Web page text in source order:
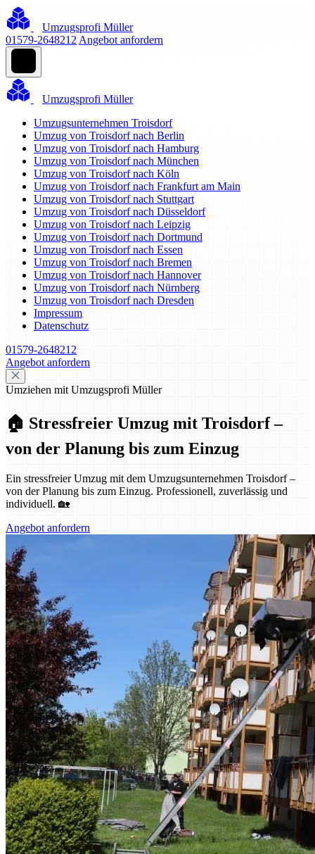
Umzugsprofi Müller
01579-2648212 Angebot anfordern
Umzugsprofi Müller
Umzugsunternehmen Troisdorf
Umzug von Troisdorf nach Berlin
Umzug von Troisdorf nach Hamburg
Umzug von Troisdorf nach München
Umzug von Troisdorf nach Köln
Umzug von Troisdorf nach Frankfurt am Main
Umzug von Troisdorf nach Stuttgart
Umzug von Troisdorf nach Düsseldorf
Umzug von Troisdorf nach Leipzig
Umzug von Troisdorf nach Dortmund
Umzug von Troisdorf nach Essen
Umzug von Troisdorf nach Bremen
Umzug von Troisdorf nach Hannover
Umzug von Troisdorf nach Nürnberg
Umzug von Troisdorf nach Dresden
Impressum
Datenschutz
01579-2648212
Angebot anfordern
Umziehen mit Umzugsprofi Müller
🏠 Stressfreier Umzug mit Troisdorf –
von der Planung bis zum Einzug
Ein stressfreier Umzug mit dem Umzugsunternehmen Troisdorf –
von der Planung bis zum Einzug. Professionell, zuverlässig und
individuell. 🏡
Angebot anfordern